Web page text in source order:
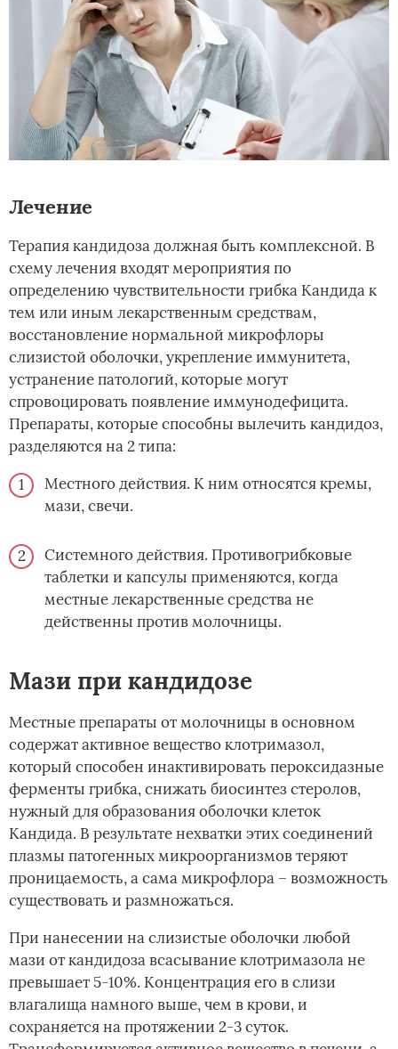
Лечение
Терапия кандидоза должная быть комплексной. В
схему лечения входят мероприятия по
определению чувствительности грибка Кандида к
тем или иным лекарственным средствам,
восстановление нормальной микрофлоры
слизистой оболочки, укрепление иммунитета,
устранение патологий, которые могут
спровоцировать появление иммунодефицита.
Препараты, которые способны вылечить кандидоз,
разделяются на 2 типа:
Местного действия. К ним относятся кремы,
мази, свечи.
Системного действия. Противогрибковые
таблетки и капсулы применяются, когда
местные лекарственные средства не
действенны против молочницы.
Мази при кандидозе
Местные препараты от молочницы в основном
содержат активное вещество клотримазол,
который способен инактивировать пероксидазные
ферменты грибка, снижать биосинтез стеролов,
нужный для образования оболочки клеток
Кандида. В результате нехватки этих соединений
плазмы патогенных микроорганизмов теряют
проницаемость, а сама микрофлора – возможность
существовать и размножаться.
При нанесении на слизистые оболочки любой
мази от кандидоза всасывание клотримазола не
превышает 5-10%. Концентрация его в слизи
влагалища намного выше, чем в крови, и
сохраняется на протяжении 2-3 суток.